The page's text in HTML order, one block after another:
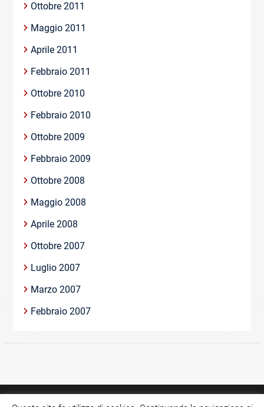
Ottobre 2011
Maggio 2011
Aprile 2011
Febbraio 2011
Ottobre 2010
Febbraio 2010
Ottobre 2009
Febbraio 2009
Ottobre 2008
Maggio 2008
Aprile 2008
Ottobre 2007
Luglio 2007
Marzo 2007
Febbraio 2007